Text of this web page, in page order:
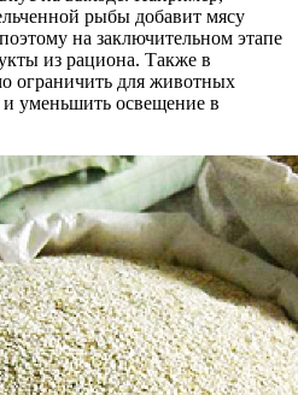
рыбы добавит мясу
на заключительном этапе
из рациона. Также в
ограничить для животных
уменьшить освещение в